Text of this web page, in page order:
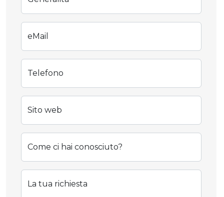
eMail
Telefono
Sito web
Come ci hai conosciuto?
La tua richiesta